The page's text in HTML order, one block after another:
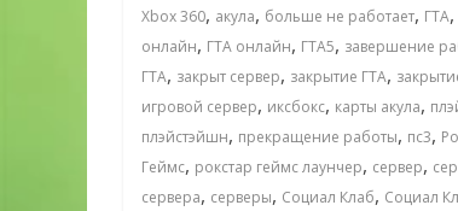
Xbox 360, акула, больше не работает, ГТА,
онлайн, ГТА онлайн, ГТА5, завершение
ГТА, закрыт сервер, закрытие ГТА,
игровой сервер, иксбокс, карты акула,
плэйстэйшн, прекращение работы, пс3,
Геймс, рокстар геймс лаунчер, сервер,
сервера, серверы, Социал Клаб, Социал